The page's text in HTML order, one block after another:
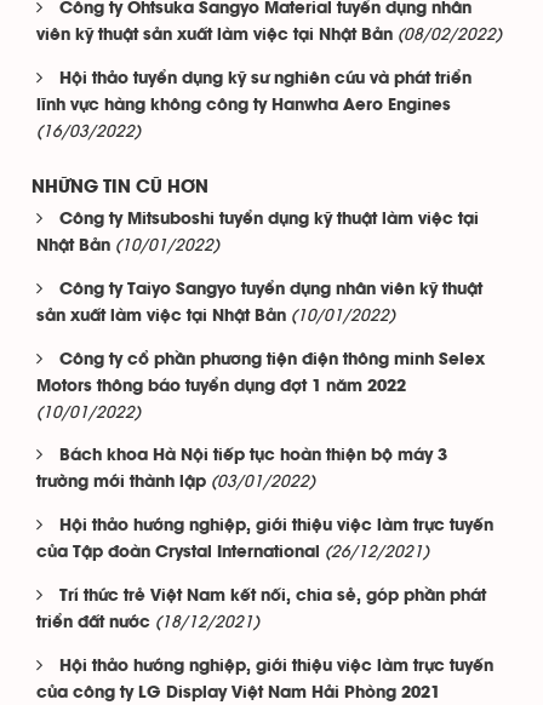
Công ty Ohtsuka Sangyo Material tuyển dụng nhân
viên kỹ thuật sản xuất làm việc tại Nhật Bản (08/02/2022)
Hội thảo tuyển dụng kỹ sư nghiên cứu và phát triển
lĩnh vực hàng không công ty Hanwha Aero Engines
(16/03/2022)
NHỮNG TIN CŨ HƠN
Công ty Mitsuboshi tuyển dụng kỹ thuật làm việc tại
Nhật Bản (10/01/2022)
Công ty Taiyo Sangyo tuyển dụng nhân viên kỹ thuật
sản xuất làm việc tại Nhật Bản (10/01/2022)
Công ty cổ phần phương tiện điện thông minh Selex
Motors thông báo tuyển dụng đợt 1 năm 2022
(10/01/2022)
Bách khoa Hà Nội tiếp tục hoàn thiện bộ máy 3
trường mới thành lập (03/01/2022)
Hội thảo hướng nghiệp, giới thiệu việc làm trực tuyến
của Tập đoàn Crystal International
(26/12/2021)
Trí thức trẻ Việt Nam kết nối, chia sẻ, góp phần phát
triển đất nước (18/12/2021)
Hội thảo hướng nghiệp, giới thiệu việc làm trực tuyến
của công ty LG Display Việt Nam Hải Phòng 2021